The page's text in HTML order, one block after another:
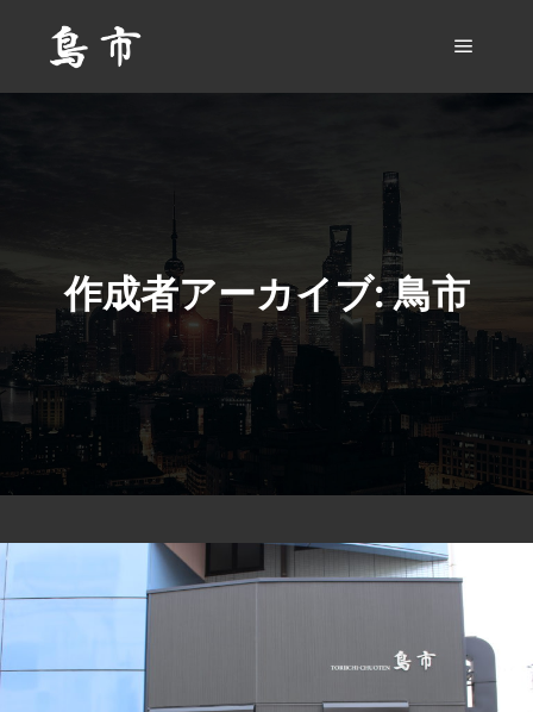
作成者アーカイブ:鳥市